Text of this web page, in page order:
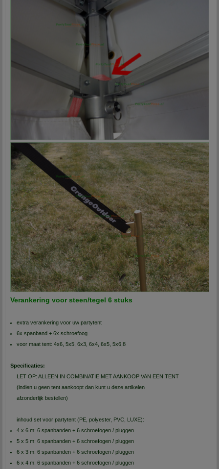
Verankering voor steen/tegel 6 stuks
extra verankering voor uw partytent
6x spanband + 6x schroefoog
voor maat tent: 4x6, 5x5, 6x3, 6x4, 6x5, 5x6,8
Specificaties:
LET OP: ALLEEN IN COMBINATIE MET AANKOOP VAN EEN TENT
(indien u geen tent aankoopt dan kunt u deze artikelen
afzonderlijk bestellen)
inhoud set voor partytent (PE, polyester, PVC, LUXE):
4 x 6 m: 6 spanbanden + 6 schroefogen / pluggen
5 x 5 m: 6 spanbanden + 6 schroefogen / pluggen
6 x 3 m: 6 spanbanden + 6 schroefogen / pluggen
6 x 4 m: 6 spanbanden + 6 schroefogen / pluggen